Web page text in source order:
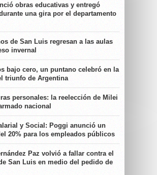
obras educativas y entregó
una gira por el departamento
de San Luis regresan a las aulas
invernal
bajo cero, un puntano celebró en la
triunfo de Argentina
personales: la reelección de Milei
nacional
y Social: Poggi anunció un
20% para los empleados públicos
Paz volvió a fallar contra el
San Luis en medio del pedido de